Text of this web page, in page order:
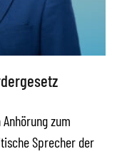
zum
Sprecher der